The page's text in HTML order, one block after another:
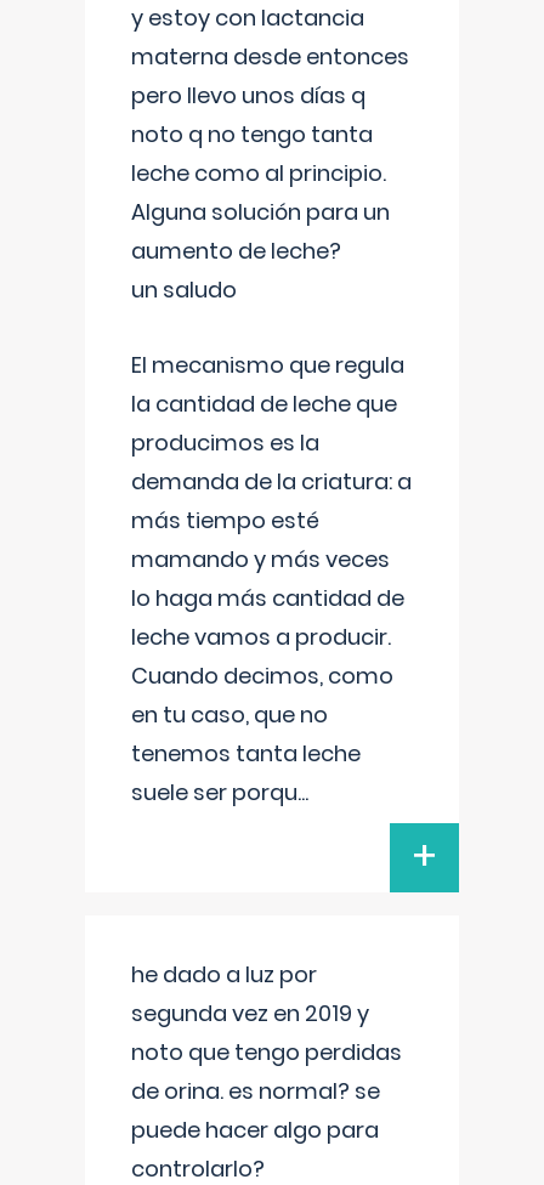
y estoy con lactancia
materna desde entonces
pero llevo unos días q
noto q no tengo tanta
leche como al principio.
Alguna solución para un
aumento de leche?
un saludo
El mecanismo que regula
la cantidad de leche que
producimos es la
demanda de la criatura: a
más tiempo esté
mamando y más veces
lo haga más cantidad de
leche vamos a producir.
Cuando decimos, como
en tu caso, que no
tenemos tanta leche
suele ser porqu...
+
he dado a luz por
segunda vez en 2019 y
noto que tengo perdidas
de orina. es normal? se
puede hacer algo para
controlarlo?